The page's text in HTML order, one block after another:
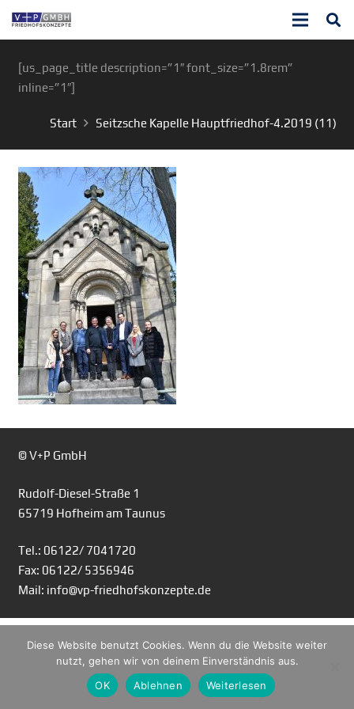
[us_page_title description=”1″ font_size=”1.8rem”
inline=”1″]
Start Seitzsche Kapelle Hauptfriedhof-4.2019 (11)
© V+P GmbH
Rudolf-Diesel-Straße 1
65719 Hofheim am Taunus
Tel.: 06122/ 7041720
Fax: 06122/ 5356946
Mail: info@vp-friedhofskonzepte.de
Diese Website benutzt Cookies. Wenn du die Website weiter
nutzt, gehen wir von deinem Einverständnis aus.
OK
Ablehnen Weiterlesen